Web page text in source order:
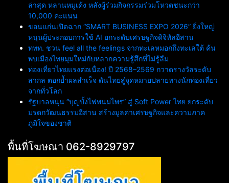
ล่าสุด หลานหมูเด้ง หลังผู้ร่วมกิจกรรมร่วมโหวตชนะกว่า
10,000 คะแนน
ขอนแก่นเปิดฉาก “SMART BUSINESS EXPO 2026” ยิ่งใหญ่
หนุนผู้ประกอบการใช้ AI ยกระดับเศรษฐกิจดิจิทัลอีสาน
ททท. ชวน feel all the feelings จากทะเลหมอกถึงทะเลใต้ ค้น
พบเมืองไทยมุมใหม่กับหลากความรู้สึกที่ไม่รู้ลืม
ท่องเที่ยวไทยแรงต่อเนื่อง! ปี 2568–2569 กวาดรางวัลระดับ
สากล ตอกย้ำผลสำเร็จ ดันไทยสู่จุดหมายปลายทางนักท่องเที่ยว
จากทั่วโลก
รัฐบาลหนุน “บุญบั้งไฟพนมไพร” สู่ Soft Power ไทย ยกระดับ
มรดกวัฒนธรรมอีสาน สร้างมูลค่าเศรษฐกิจและความภาค
ภูมิใจของชาติ
พื้นที่โฆษณา 062-8929797